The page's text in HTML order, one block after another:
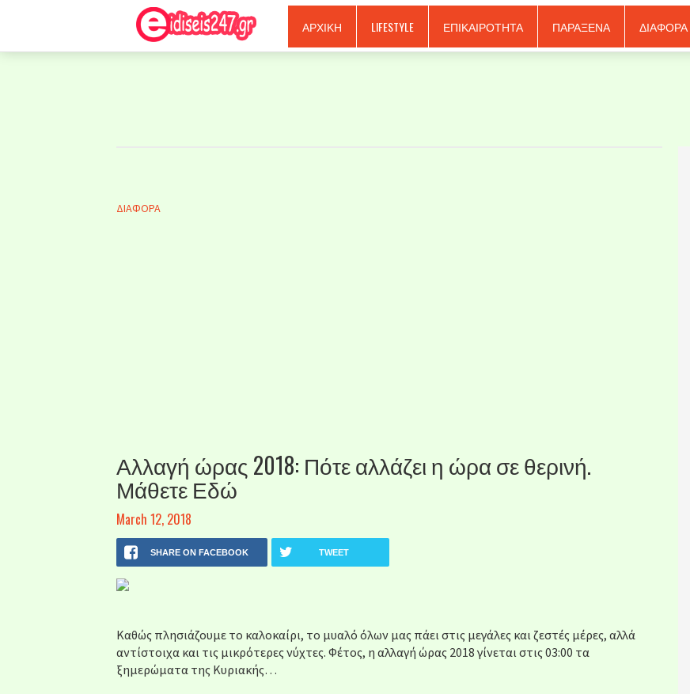
Ξερόλας ΑΡΧΙΚΗ LIFESTYLE ΕΠΙΚΑΙΡΟΤΗΤΑ ΠΑΡΑΞΕΝΑ ΔΙΑΦΟΡΑ
ΔΙΑΦΟΡΑ
Αλλαγή ώρας 2018: Πότε αλλάζει η ώρα σε θερινή.
Μάθετε Εδώ
March 12, 2018
SHARE ON FACEBOOK TWEET
Καθώς πλησιάζουμε το καλοκαίρι, το μυαλό όλων μας πάει στις μεγάλες και ζεστές μέρες, αλλά
αντίστοιχα και τις μικρότερες νύχτες. Φέτος, η αλλαγή ώρας 2018 γίνεται στις 03:00 τα
ξημερώματα της Κυριακής…